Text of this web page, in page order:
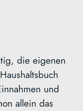
die eigenen
und
allein das